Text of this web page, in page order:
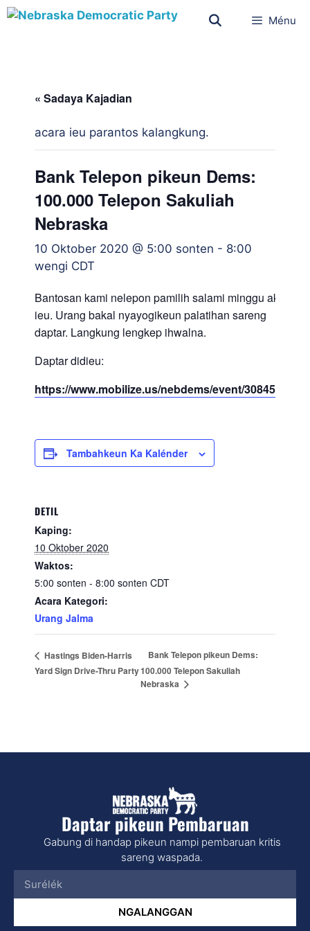
Ménu
« Sadaya Kajadian
acara ieu parantos kalangkung.
Bank Telepon pikeun Dems:
100.000 Telepon Sakuliah
Nebraska
10 Oktober 2020 @ 5:00 sonten - 8:00
wengi CDT
Bantosan kami nelepon pamilih salami minggu aksi
ieu. Urang bakal nyayogikeun palatihan sareng
daptar. Langkung lengkep ihwalna.
Daptar didieu:
https://www.mobilize.us/nebdems/event/308451/
Tambahkeun Ka Kalénder
DETIL
Kaping:
10 Oktober 2020
Waktos:
5:00 sonten - 8:00 sonten CDT
Acara Kategori:
Urang Jalma
Hastings Biden-Harris
Yard Sign Drive-Thru Party
Bank Telepon pikeun Dems:
100.000 Telepon Sakuliah
Nebraska
Daptar pikeun Pembaruan
Gabung di handap pikeun nampi pembaruan kritis
sareng waspada.
NGALANGGAN